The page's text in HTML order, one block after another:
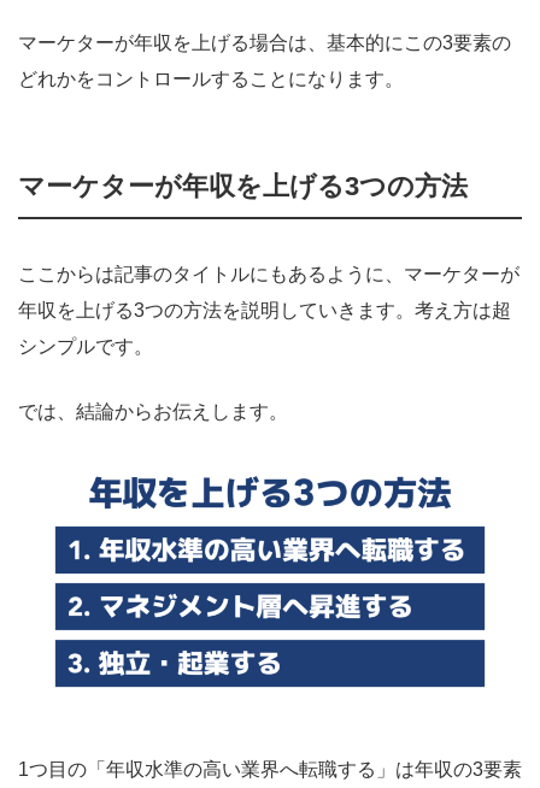
マーケターが年収を上げる場合は、基本的にこの3要素の
どれかをコントロールすることになります。
マーケターが年収を上げる3つの方法
ここからは記事のタイトルにもあるように、マーケターが
年収を上げる3つの方法を説明していきます。考え方は超
シンプルです。
では、結論からお伝えします。
1つ目の「年収水準の高い業界へ転職する」は年収の3要素